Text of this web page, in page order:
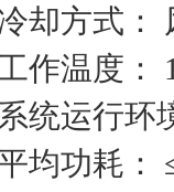
却方式：
作温度
系统运行环
均功耗：